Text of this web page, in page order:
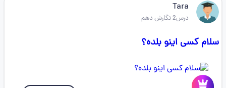
Tara
درس2 نگارش دهم
سلام کسی اینو بلده؟